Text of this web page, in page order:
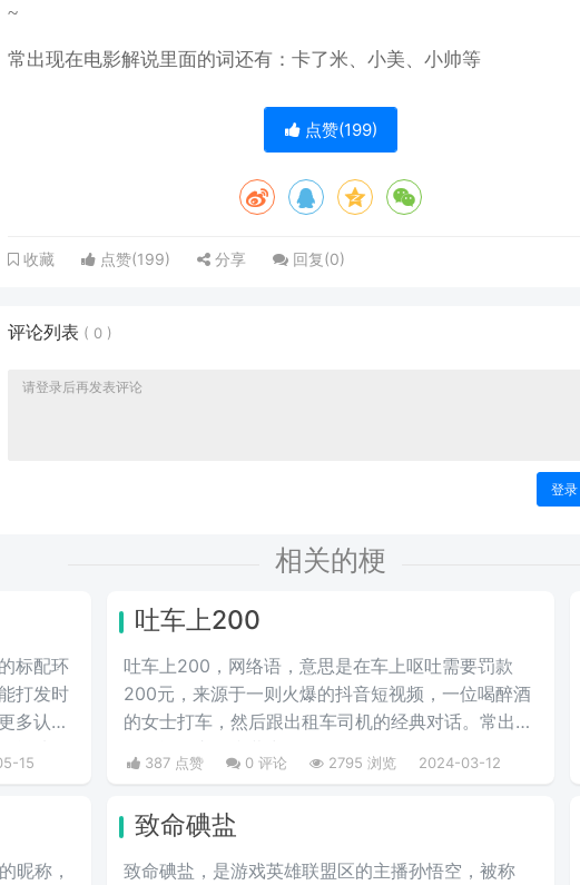
~
常出现在电影解说里面的词还有：卡了米、小美、小帅等
点赞(199)
收藏 点赞(199) 分享 回复(0)
评论列表 ( 0 )
登录
相关的梗
标配环
打发时
多认识
能从多
友，适
。
15
吐车上200
吐车上200，网络语，意思是在车上呕吐需要罚款
200元，来源于一则火爆的抖音短视频，一位喝醉酒
的女士打车，然后跟出租车司机的经典对话。常出现
在喝酒打车的弹幕中。
387 点赞 0 评论 2795 浏览 2024-03-12
昵称，
致命碘盐
致命碘盐，是游戏英雄联盟区的主播孙悟空，被称